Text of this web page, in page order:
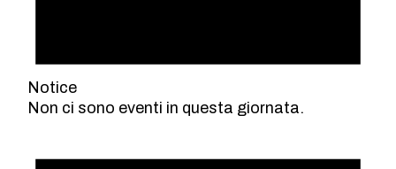
Notice
Non ci sono eventi in questa giornata.